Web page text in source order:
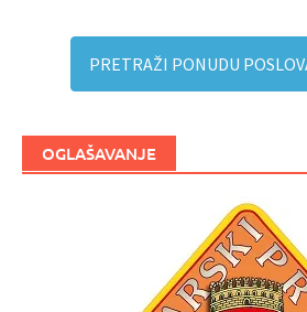
PRETRAŽI PONUDU
OGLAŠAVANJE